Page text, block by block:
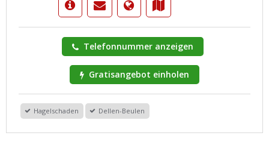
Telefonnummer anzeigen
Gratisangebot einholen
Hagelschaden Dellen-Beulen